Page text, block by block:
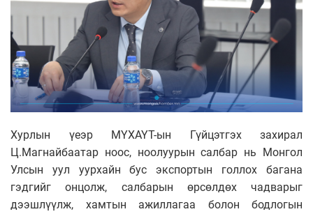
Хурлын үеэр МҮХАҮТ-ын Гүйцэтгэх захирал
Ц.Магнайбаатар ноос, ноолуурын салбар нь Монгол
Улсын уул уурхайн бус экспортын голлох багана
гэдгийг онцолж, салбарын өрсөлдөх чадварыг
дээшлүүлж, хамтын ажиллагаа болон бодлогын